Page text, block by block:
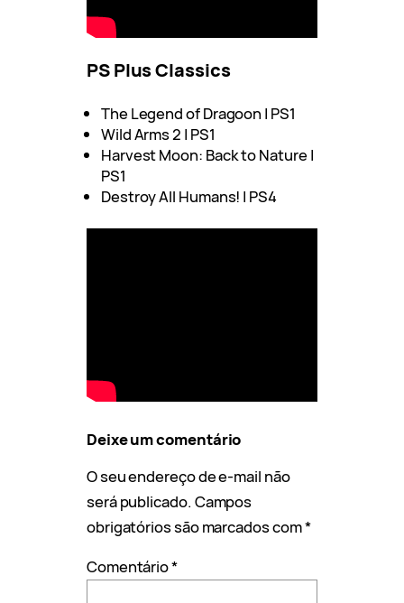
PS Plus Classics
The Legend of Dragoon | PS1
Wild Arms 2 | PS1
Harvest Moon: Back to Nature |
PS1
Destroy All Humans! | PS4
Deixe um comentário
O seu endereço de e-mail não
será publicado. Campos
obrigatórios são marcados com*
Comentário*